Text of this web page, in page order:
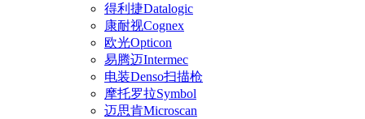
得利捷Datalogic
康耐视Cognex
欧光Opticon
易腾迈Intermec
电装Denso扫描枪
摩托罗拉Symbol
迈思肯Microscan